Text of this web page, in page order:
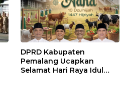
DPRD Kabupaten
Pemalang Ucapkan
Selamat Hari Raya Idul